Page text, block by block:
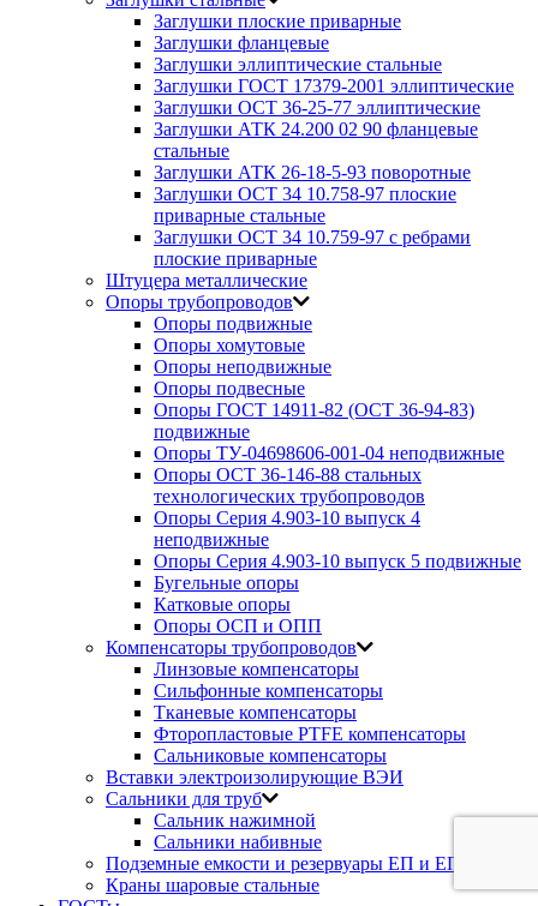
Заглушки плоские приварные
Заглушки фланцевые
Заглушки эллиптические стальные
Заглушки ГОСТ 17379-2001 эллиптические
Заглушки ОСТ 36-25-77 эллиптические
Заглушки АТК 24.200 02 90 фланцевые
стальные
Заглушки АТК 26-18-5-93 поворотные
Заглушки ОСТ 34 10.758-97 плоские
приварные стальные
Заглушки ОСТ 34 10.759-97 с ребрами
плоские приварные
Штуцера металлические
Опоры трубопроводов
Опоры подвижные
Опоры хомутовые
Опоры неподвижные
Опоры подвесные
Опоры ГОСТ 14911-82 (ОСТ 36-94-83)
подвижные
Опоры ТУ-04698606-001-04 неподвижные
Опоры ОСТ 36-146-88 стальных
технологических трубопроводов
Опоры Серия 4.903-10 выпуск 4
неподвижные
Опоры Серия 4.903-10 выпуск 5 подвижные
Бугельные опоры
Катковые опоры
Опоры ОСП и ОПП
Компенсаторы трубопроводов
Линзовые компенсаторы
Сильфонные компенсаторы
Тканевые компенсаторы
Фторопластовые PTFE компенсаторы
Сальниковые компенсаторы
Вставки электроизолирующие ВЭИ
Сальники для труб
Сальник нажимной
Сальники набивные
Подземные емкости и резервуары ЕП и ЕПП
Краны шаровые стальные